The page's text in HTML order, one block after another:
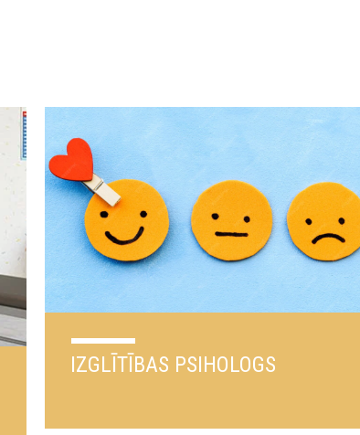
IZGLĪTĪBAS PSIHOLOGS